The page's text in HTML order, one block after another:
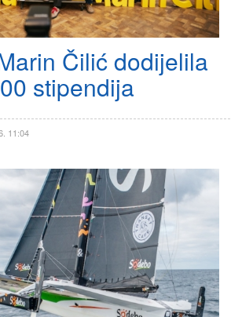
Čilić dodijelila
stipendija
11:04